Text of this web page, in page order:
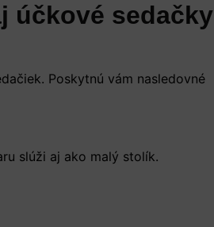
účkové sedačky
Poskytnú vám nasledovné
slúži aj ako malý stolík.